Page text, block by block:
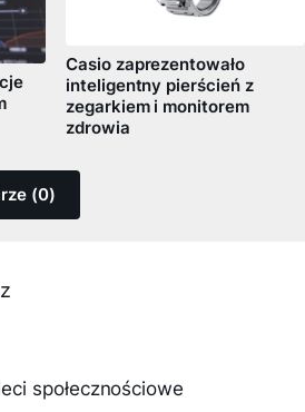
Casio zaprezentowało
inteligentny pierścień z
zegarkiem i monitorem
zdrowia
(0)
społecznościowe